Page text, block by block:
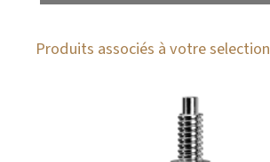
Produits associés à votre selection